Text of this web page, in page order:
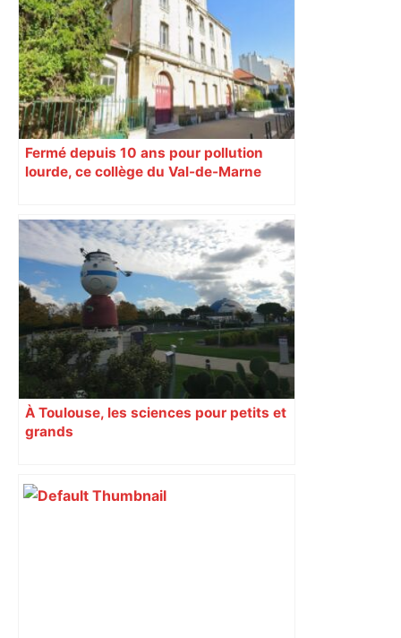
aguets – Rugbynistere
Fermé depuis 10 ans pour pollution
lourde, ce collège du Val-de-Marne
À Toulouse, les sciences pour petits et
grands